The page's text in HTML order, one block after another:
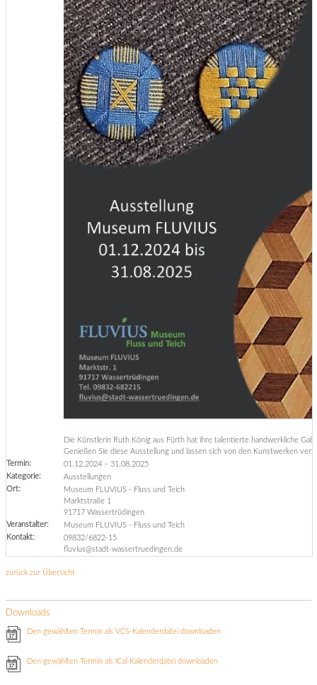
Die Künstlerin Ruth König aus Fürth hat ihre talentierte handwerkliche
Genießen Sie diese Ausstellung und lassen sich von den Kunstwerken
Termin:
01.12.2024 –31.08.2025
Kategorie:
Ausstellungen
Ort:
Museum FLUVIUS - Fluss und Teich
Marktstraße 1
91717 Wassertrüdingen
Veranstalter:
Museum FLUVIUS - Fluss und Teich
Kontakt:
09832/6822-15
fluvius@stadt-wassertruedingen.de
zurück zur Übersicht
Downloads
Den gewählten Termin als VCS-Kalenderdatei downloaden
Den gewählten Termin als iCal-Kalenderdatei downloaden